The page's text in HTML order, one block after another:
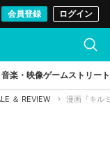
会員登録 ログイン
音楽・映像ゲームストリート
＆ REVIEW 漫画『キル